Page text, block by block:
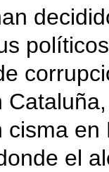
cisma en
el